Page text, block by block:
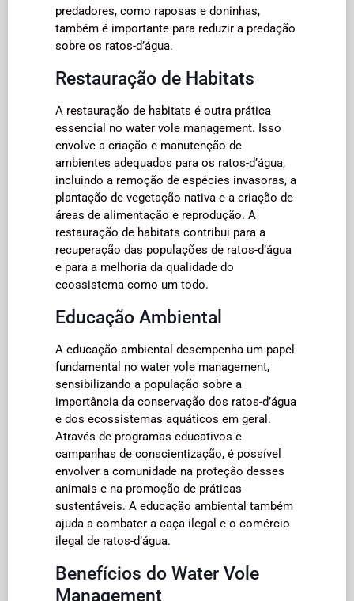
predadores, como raposas e doninhas,
também é importante para reduzir a predação
sobre os ratos-d’água.
Restauração de Habitats
A restauração de habitats é outra prática
essencial no water vole management. Isso
envolve a criação e manutenção de
ambientes adequados para os ratos-d’água,
incluindo a remoção de espécies invasoras, a
plantação de vegetação nativa e a criação de
áreas de alimentação e reprodução. A
restauração de habitats contribui para a
recuperação das populações de ratos-d’água
e para a melhoria da qualidade do
ecossistema como um todo.
Educação Ambiental
A educação ambiental desempenha um papel
fundamental no water vole management,
sensibilizando a população sobre a
importância da conservação dos ratos-d’água
e dos ecossistemas aquáticos em geral.
Através de programas educativos e
campanhas de conscientização, é possível
envolver a comunidade na proteção desses
animais e na promoção de práticas
sustentáveis. A educação ambiental também
ajuda a combater a caça ilegal e o comércio
ilegal de ratos-d’água.
Benefícios do Water Vole
Management